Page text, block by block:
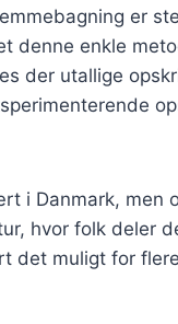
er
denne enkle
der utallige
i Danmark, men
hvor folk deler
det muligt for